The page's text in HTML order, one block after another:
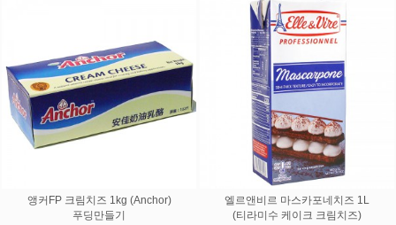
앵커FP 크림치즈 1kg (Anchor)
푸딩만들기
엘르앤비르 마스카포네치즈 1L
(티라미수 케이크 크림치즈)